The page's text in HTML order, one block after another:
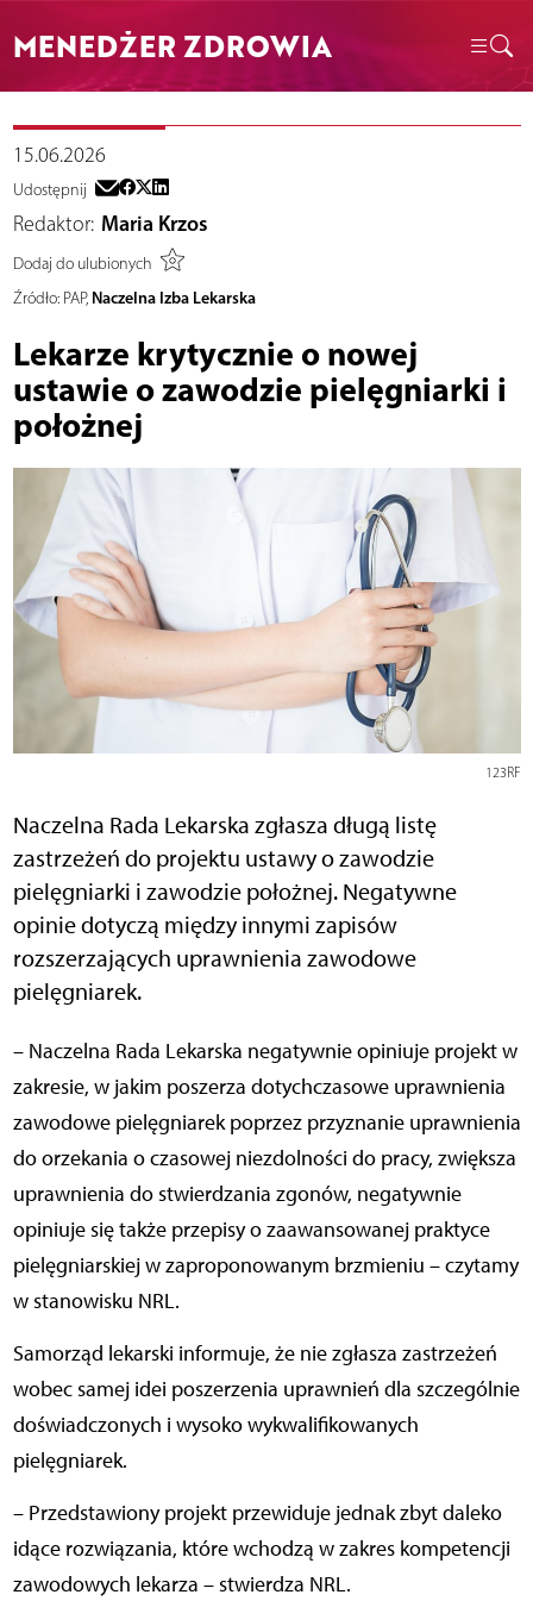
MENEDŻER ZDROWIA
15.06.2026
Udostępnij
Redaktor: Maria Krzos
Dodaj do ulubionych
Źródło:PAP, Naczelna Izba Lekarska
Lekarze krytycznie o nowej
ustawie o zawodzie pielęgniarki i
położnej
123RF
Naczelna Rada Lekarska zgłasza długą listę
zastrzeżeń do projektu ustawy o zawodzie
pielęgniarki i zawodzie położnej. Negatywne
opinie dotyczą między innymi zapisów
rozszerzających uprawnienia zawodowe
pielęgniarek.
– Naczelna Rada Lekarska negatywnie opiniuje projekt w
zakresie, w jakim poszerza dotychczasowe uprawnienia
zawodowe pielęgniarek poprzez przyznanie uprawnienia
do orzekania o czasowej niezdolności do pracy, zwiększa
uprawnienia do stwierdzania zgonów, negatywnie
opiniuje się także przepisy o zaawansowanej praktyce
pielęgniarskiej w zaproponowanym brzmieniu – czytamy
w stanowisku NRL.
Samorząd lekarski informuje, że nie zgłasza zastrzeżeń
wobec samej idei poszerzenia uprawnień dla szczególnie
doświadczonych i wysoko wykwalifikowanych
pielęgniarek.
– Przedstawiony projekt przewiduje jednak zbyt daleko
idące rozwiązania, które wchodzą w zakres kompetencji
zawodowych lekarza – stwierdza NRL.